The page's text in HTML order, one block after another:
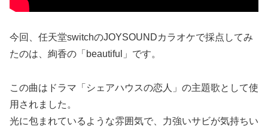
今回、任天堂switchのJOYSOUNDカラオケで採点してみ
たのは、絢香の「beautiful」です。
この曲はドラマ「シェアハウスの恋人」の主題歌として使
用されました。
光に包まれているような雰囲気で、力強いサビが気持ちい